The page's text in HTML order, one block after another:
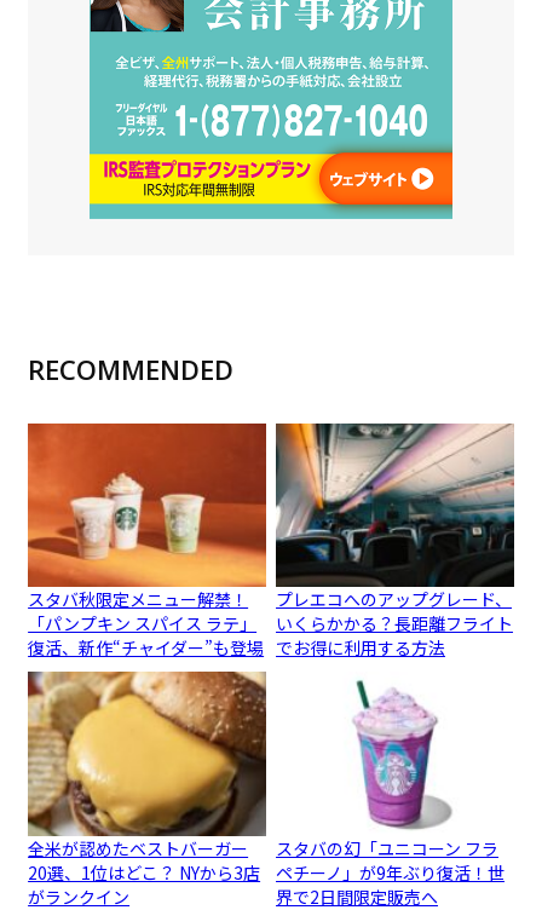
RECOMMENDED
スタバ秋限定メニュー解禁！
「パンプキン スパイス ラテ」
復活、新作“チャイダー”も登場
プレエコへのアップグレード、
いくらかかる？長距離フライト
でお得に利用する方法
全米が認めたベストバーガー
20選、1位はどこ？ NYから3店
がランクイン
スタバの幻「ユニコーン フラ
ペチーノ」が9年ぶり復活！世
界で2日間限定販売へ